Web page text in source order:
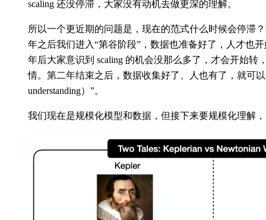
scaling 还没停滞，大家没有动机去做更深的理解。
所以一个更近期的问题是，现在的范式什么时候会停滞
年之后我们进入“第谷阶段”，数据也准备好了，人才也
年后大家意识到 scaling 的机会没那么多了，才会开始转
情。第二年结束之后，数据收集好了、人也有了，就可以
understanding）”。
我们现在是规模化模型和数据，但接下来要规模化理解